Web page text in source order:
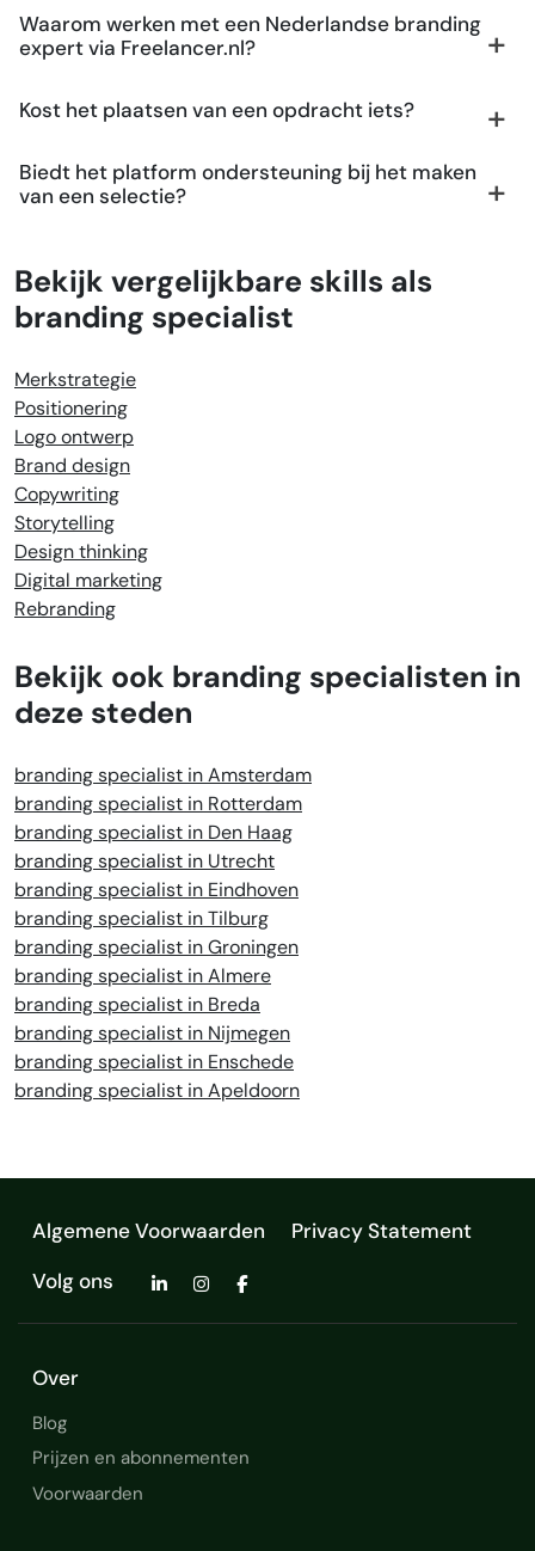
Waarom werken met een Nederlandse branding
expert via Freelancer.nl?
Kost het plaatsen van een opdracht iets?
Biedt het platform ondersteuning bij het maken
van een selectie?
Bekijk vergelijkbare skills als
branding specialist
Merkstrategie
Positionering
Logo ontwerp
Brand design
Copywriting
Storytelling
Design thinking
Digital marketing
Rebranding
Bekijk ook branding specialisten in
deze steden
branding specialist in Amsterdam
branding specialist in Rotterdam
branding specialist in Den Haag
branding specialist in Utrecht
branding specialist in Eindhoven
branding specialist in Tilburg
branding specialist in Groningen
branding specialist in Almere
branding specialist in Breda
branding specialist in Nijmegen
branding specialist in Enschede
branding specialist in Apeldoorn
Algemene Voorwaarden
Privacy Statement
Volg ons
Over
Blog
Prijzen en abonnementen
Voorwaarden